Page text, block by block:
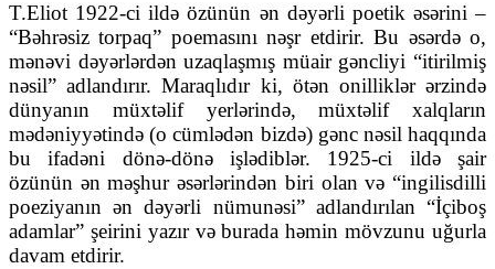
T.Eliot 1922-ci ildə özünün ən dəyərli poetik əsərini –
“Bəhrəsiz torpaq” poemasını nəşr etdirir. Bu əsərdə o,
mənəvi dəyərlərdən uzaqlaşmış müair gəncliyi “itirilmiş
nəsil” adlandırır. Maraqlıdır ki, ötən onilliklər ərzində
dünyanın müxtəlif yerlərində, müxtəlif xalqların
mədəniyyətində (o cümlədən bizdə) gənc nəsil haqqında
bu ifadəni dönə-dönə işlədiblər. 1925-ci ildə şair
özünün ən məşhur əsərlərindən biri olan və “ingilisdilli
poeziyanın ən dəyərli nümunəsi” adlandırılan “İçiboş
adamlar” şeirini yazır və burada həmin mövzunu uğurla
davam etdirir.